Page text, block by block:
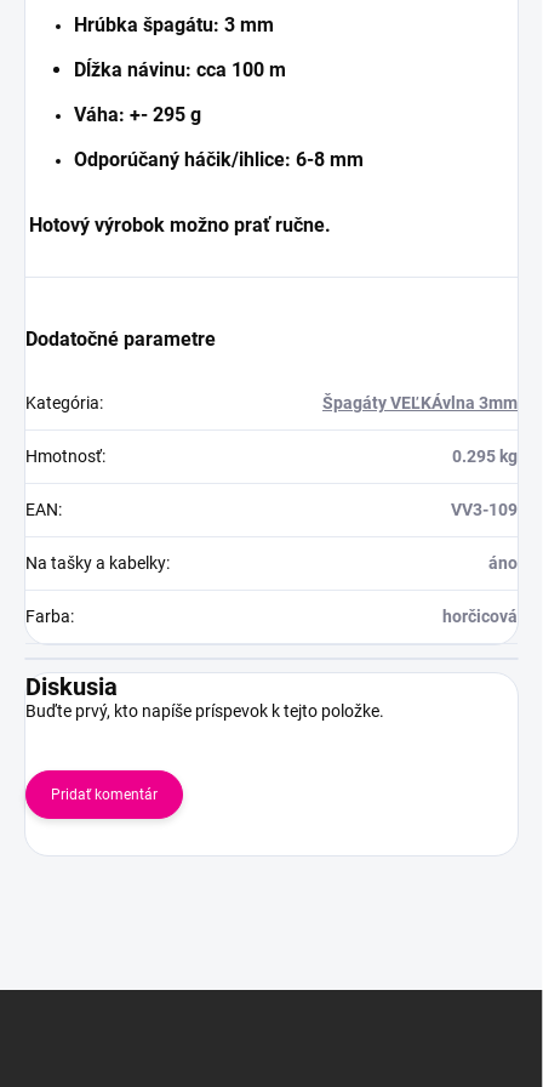
Hrúbka špagátu: 3 mm
Dĺžka návinu: cca 100 m
Váha: +- 295 g
Odporúčaný háčik/ihlice: 6-8 mm
Hotový výrobok možno prať ručne.
Dodatočné parametre
Kategória: Špagáty VEĽKÁvlna 3mm
Hmotnosť: 0.295 kg
EAN: VV3-109
Na tašky a kabelky: áno
Farba: horčicová
Diskusia
Buďte prvý, kto napíše príspevok k tejto položke.
Pridať komentár